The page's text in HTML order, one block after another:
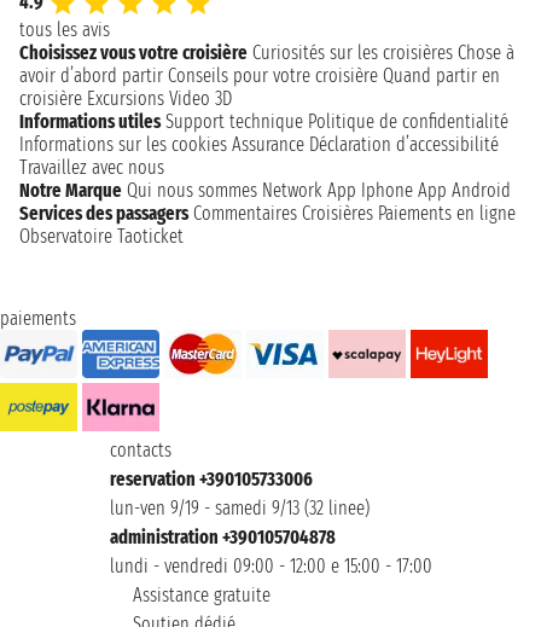
tous les avis
Choisissez vous votre croisière Curiosités sur les croisières Chose à
avoir d’abord partir Conseils pour votre croisière Quand partir en
croisière Excursions Video 3D
Informations utiles Support technique Politique de confidentialité
Informations sur les cookies Assurance Déclaration d’accessibilité
Travaillez avec nous
Notre Marque Qui nous sommes Network App Iphone App Android
Services des passagers Commentaires Croisières Paiements en ligne
Observatoire Taoticket
paiements
contacts
reservation +390105733006
lun-ven 9/19 - samedi 9/13 (32 linee)
administration +390105704878
lundi - vendredi 09:00 - 12:00 e 15:00 - 17:00
Assistance gratuite